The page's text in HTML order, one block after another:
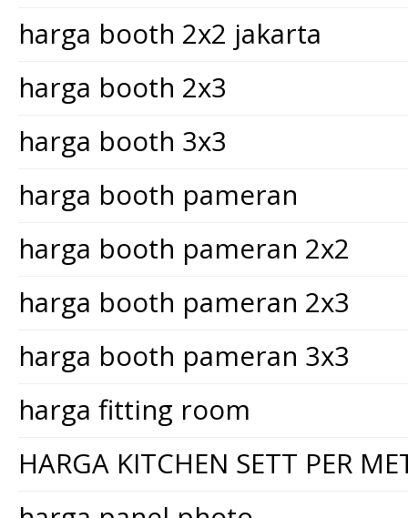
harga booth 2x2 jakarta
harga booth 2x3
harga booth 3x3
harga booth pameran
harga booth pameran 2x2
harga booth pameran 2x3
harga booth pameran 3x3
harga fitting room
HARGA KITCHEN SETT PER